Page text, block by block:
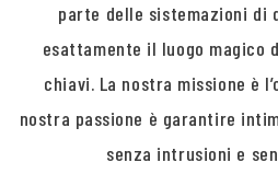
parte delle sistemazioni di
esattamente il luogo magico
chiavi. La nostra missione è
nostra passione è garantire
senza intrusioni e